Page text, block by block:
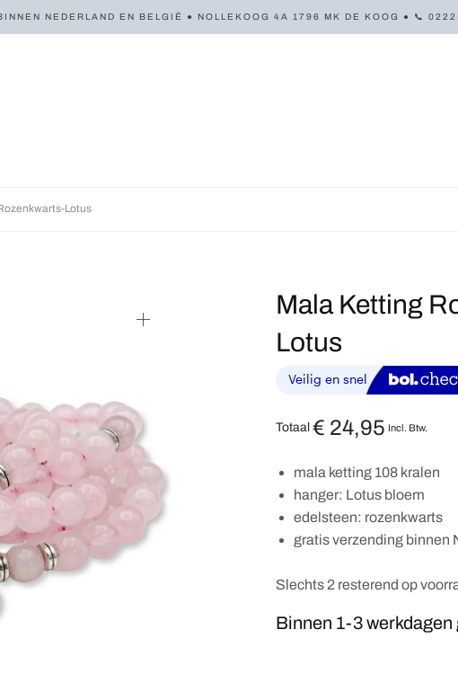
NEDERLAND EN BELGIË ● NOLLEKOOG 4A 1796 MK DE KOOG ● 📞
Lotus
Mala Ketting
Lotus
Totaal € 24,95 Incl. Btw.
mala ketting 108 kralen
hanger: Lotus bloem
edelsteen: rozenkwarts
gratis verzending binnen
Slechts 2 resterend op
Binnen 1-3 werkdagen